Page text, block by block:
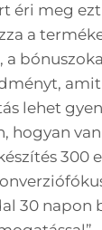
éri meg
a
a
lehet
hogyan
300
30 napon